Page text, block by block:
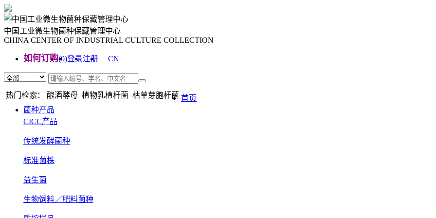
中国工业微生物菌种保藏管理中心
CHINA CENTER OF INDUSTRIAL CULTURE COLLECTION
如何订购(0)登录注册
CN
热门检索： 酿酒酵母 植物乳植杆菌 枯草芽胞杆菌 首页
菌种产品
CICC产品
传统发酵菌种
标准菌株
益生菌
生物饲料／肥料菌种